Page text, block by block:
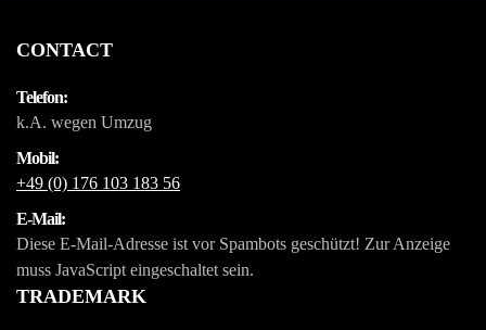
CONTACT
Telefon:
k.A. wegen Umzug
Mobil:
+49 (0) 176 103 183 56
E-Mail:
Diese E-Mail-Adresse ist vor Spambots geschützt! Zur Anzeige
muss JavaScript eingeschaltet sein.
TRADEMARK